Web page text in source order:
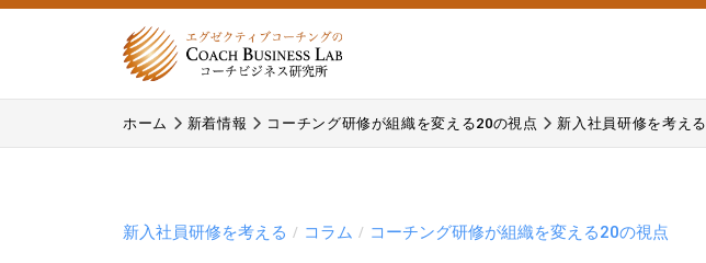
コ
ツ
株
式
コ
株
式
ー
ホーム 新着情報 コーチング研修が組織を変える20の視点 新入社員研修を考える
新入社員研修を考える / コラム / コーチング研修が組織を変える20の視点
式
会
社
コ
ー
ジ